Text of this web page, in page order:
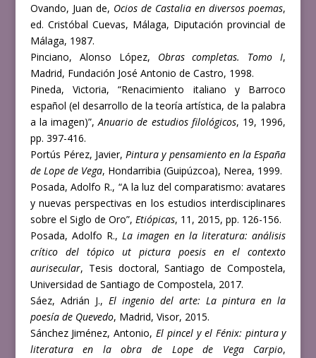
Ovando, Juan de, Ocios de Castalia en diversos poemas,
ed. Cristóbal Cuevas, Málaga, Diputación provincial de
Málaga, 1987.
Pinciano, Alonso López, Obras completas. Tomo I,
Madrid, Fundación José Antonio de Castro, 1998.
Pineda, Victoria, “Renacimiento italiano y Barroco
español (el desarrollo de la teoría artística, de la palabra
a la imagen)”,Anuario de estudios filológicos, 19, 1996,
pp. 397-416.
Portús Pérez, Javier,Pintura y pensamiento en la España
de Lope de Vega, Hondarribia (Guipúzcoa), Nerea, 1999.
Posada, Adolfo R., “A la luz del comparatismo: avatares
y nuevas perspectivas en los estudios interdisciplinares
sobre el Siglo de Oro”, Etiópicas, 11, 2015, pp. 126-156.
Posada, Adolfo R.,La imagen en la literatura: análisis
crítico del tópico ut pictura poesis en el contexto
aurisecular, Tesis doctoral, Santiago de Compostela,
Universidad de Santiago de Compostela, 2017.
Sáez, Adrián J., El ingenio del arte: La pintura en la
poesía de Quevedo, Madrid, Visor, 2015.
Sánchez Jiménez, Antonio,El pincel y el Fénix: pintura y
literatura en la obra de Lope de Vega Carpio,